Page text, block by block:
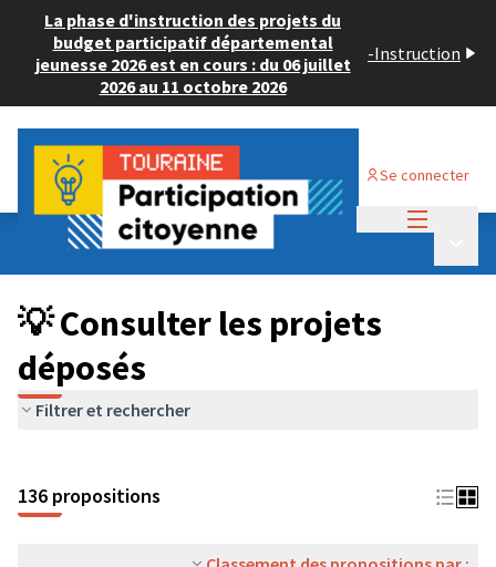
La phase d'instruction des projets du
budget participatif départemental
jeunesse 2026 est en cours : du 06 juillet
2026 au 11 octobre 2026
-Instruction
Se connecter
Budget Participatif JEUNESSE 2024
💡 Consulter les projets déposés
💡 Consulter les projets
déposés
Filtrer et rechercher
136 propositions